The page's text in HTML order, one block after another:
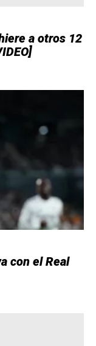
a otros 12
con el Real